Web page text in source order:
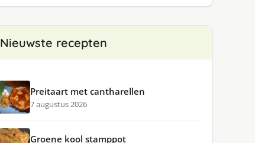
Nieuwste recepten
Preitaart met cantharellen
7 augustus 2026
Groene kool stamppot